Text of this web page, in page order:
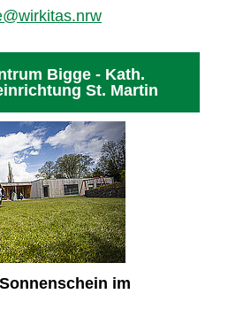
Bigge - Kath.
St. Martin
im